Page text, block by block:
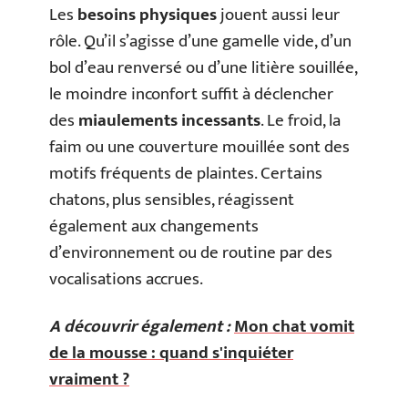
Lesbesoins physiquesjouent aussi leur
rôle. Qu’il s’agisse d’une gamelle vide, d’un
bol d’eau renversé ou d’une litière souillée,
le moindre inconfort suffit à déclencher
desmiaulements incessants. Le froid, la
faim ou une couverture mouillée sont des
motifs fréquents de plaintes. Certains
chatons, plus sensibles, réagissent
également aux changements
d’environnement ou de routine par des
vocalisations accrues.
A découvrir également :Mon chat vomit
de la mousse : quand s'inquiéter
vraiment ?